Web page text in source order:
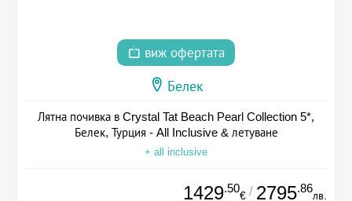
виж офертата
Белек
Лятна почивка в Crystal Tat Beach Pearl Collection 5*,
Белек, Турция - All Inclusive & летуване
+ all inclusive
1429.50
€ / 2795.86
лв.